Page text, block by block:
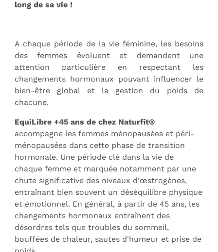
long de sa vie !
A chaque période de la vie féminine, les besoins
des femmes évoluent et demandent une
attention particulière en respectant les
changements hormonaux pouvant influencer le
bien-être global et la gestion du poids de
chacune.
EquiLibre +45 ans de chez Naturfit®
accompagne les femmes ménopausées et péri-
ménopausées dans cette phase de transition
hormonale. Une période clé dans la vie de
chaque femme et marquée notamment par une
chute significative des niveaux d'œstrogènes,
entraînant bien souvent un déséquilibre physique
et émotionnel. En général, à partir de 45 ans, les
changements hormonaux entraînent des
désordres tels que troubles du sommeil,
bouffées de chaleur, sautes d'humeur et prise de